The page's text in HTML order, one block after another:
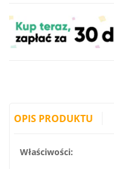
OPIS PRODUKTU
Właściwości: